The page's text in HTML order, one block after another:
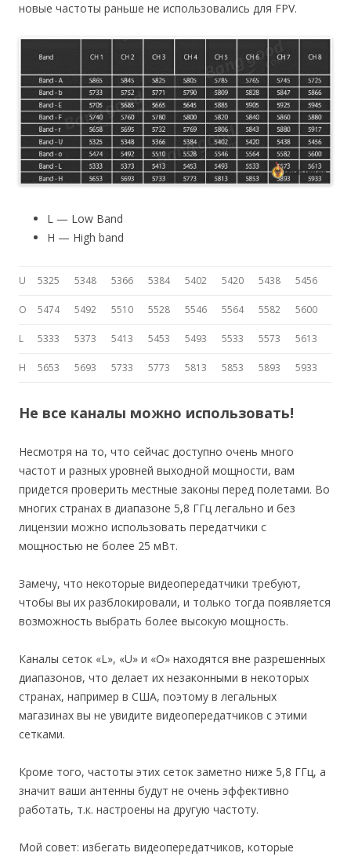
новые частоты раньше не использовались для FPV.
L — Low Band
H — High band
U 5325 5348 5366 5384 5402 5420 5438 5456
O 5474 5492 5510 5528 5546 5564 5582 5600
L 5333 5373 5413 5453 5493 5533 5573 5613
H 5653 5693 5733 5773 5813 5853 5893 5933
Не все каналы можно использовать!
Несмотря на то, что сейчас доступно очень много
частот и разных уровней выходной мощности, вам
придется проверить местные законы перед полетами. Во
многих странах в диапазоне 5,8 ГГц легально и без
лицензии можно использовать передатчики с
мощностью не более 25 мВт.
Замечу, что некоторые видеопередатчики требуют,
чтобы вы их разблокировали, и только тогда появляется
возможность выбрать более высокую мощность.
Каналы сеток «L», «U» и «O» находятся вне разрешенных
диапазонов, что делает их незаконными в некоторых
странах, например в США, поэтому в легальных
магазинах вы не увидите видеопередатчиков с этими
сетками.
Кроме того, частоты этих сеток заметно ниже 5,8 ГГц, а
значит ваши антенны будут не очень эффективно
работать, т.к. настроены на другую частоту.
Мой совет: избегать видеопередатчиков, которые